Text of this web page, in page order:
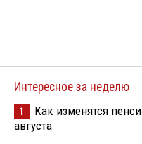
Интересное за неделю
1
Как изменятся
августа